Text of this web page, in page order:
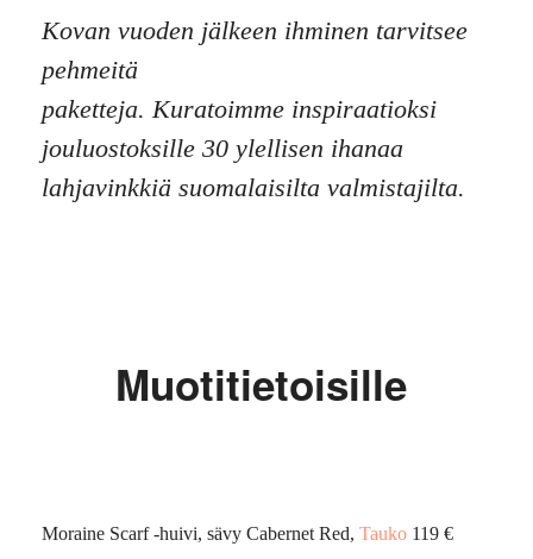
Kovan vuoden jälkeen ihminen tarvitsee
pehmeitä
paketteja. Kuratoimme inspiraatioksi
jouluostoksille 30 ylellisen ihanaa
lahjavinkkiä suomalaisilta valmistajilta.
Muotitietoisille
Moraine Scarf -huivi, sävy Cabernet Red, Tauko 119 €